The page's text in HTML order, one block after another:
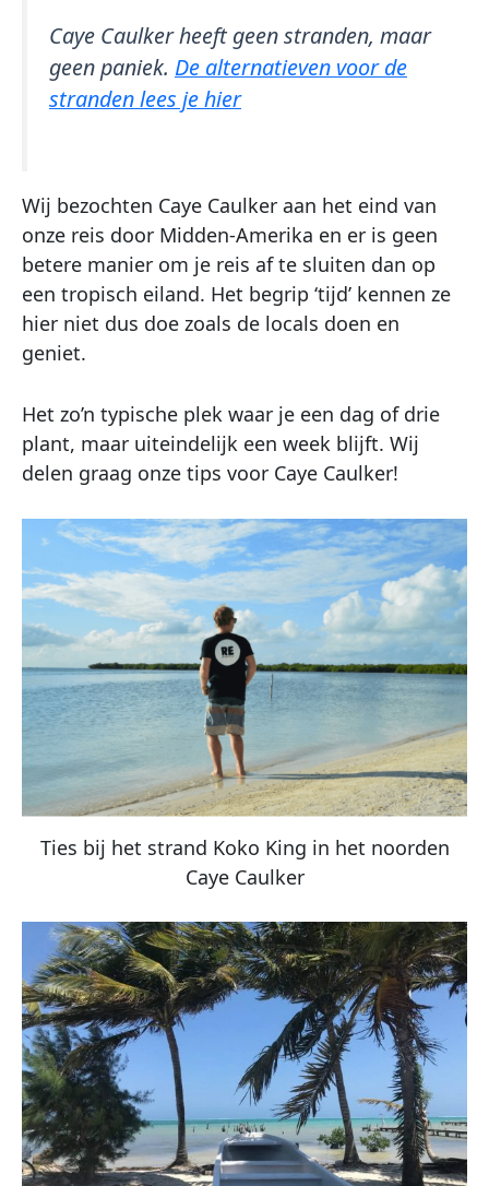
Caye Caulker heeft geen stranden, maar
geen paniek. De alternatieven voor de
stranden lees je hier
Wij bezochten Caye Caulker aan het eind van
onze reis door Midden-Amerika en er is geen
betere manier om je reis af te sluiten dan op
een tropisch eiland. Het begrip ‘tijd’ kennen ze
hier niet dus doe zoals de locals doen en
geniet.
Het zo’n typische plek waar je een dag of drie
plant, maar uiteindelijk een week blijft. Wij
delen graag onze tips voor Caye Caulker!
Ties bij het strand Koko King in het noorden
Caye Caulker